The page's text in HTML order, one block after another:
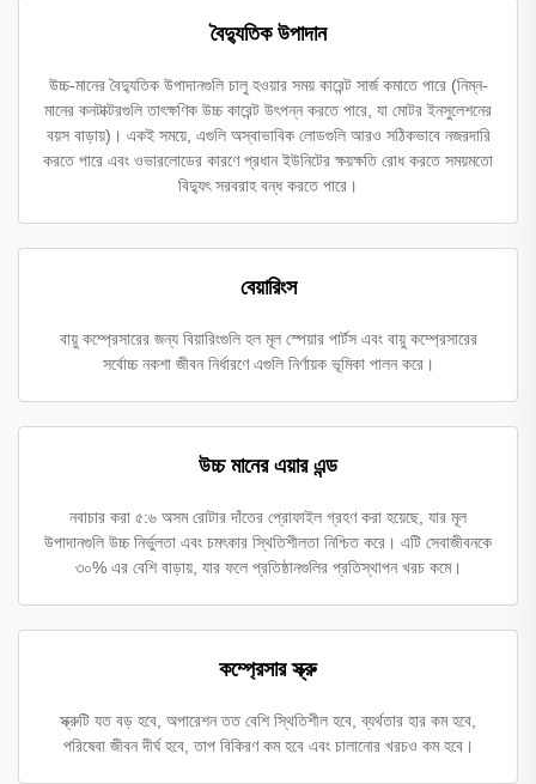
বৈদ্যুতিক উপাদান
উচ্চ-মানের বৈদ্যুতিক উপাদানগুলি চালু হওয়ার সময় কারেন্ট সার্জ কমাতে পারে (নিম্ন-
মানের কনটাক্টরগুলি তাৎক্ষণিক উচ্চ কারেন্ট উৎপন্ন করতে পারে, যা মোটর ইনসুলেশনের
বয়স বাড়ায়)। একই সময়ে, এগুলি অস্বাভাবিক লোডগুলি আরও সঠিকভাবে নজরদারি
করতে পারে এবং ওভারলোডের কারণে প্রধান ইউনিটের ক্ষয়ক্ষতি রোধ করতে সময়মতো
বিদ্যুৎ সরবরাহ বন্ধ করতে পারে।
বেয়ারিংস
বায়ু কম্প্রেসারের জন্য বিয়ারিংগুলি হল মূল স্পেয়ার পার্টস এবং বায়ু কম্প্রেসারের
সর্বোচ্চ নকশা জীবন নির্ধারণে এগুলি নির্ণায়ক ভূমিকা পালন করে।
উচ্চ মানের এয়ার এন্ড
নবাচার করা ৫:৬ অসম রোটার দাঁতের প্রোফাইল গ্রহণ করা হয়েছে, যার মূল
উপাদানগুলি উচ্চ নির্ভুলতা এবং চমৎকার স্থিতিশীলতা নিশ্চিত করে। এটি সেবাজীবনকে
৩০% এর বেশি বাড়ায়, যার ফলে প্রতিষ্ঠানগুলির প্রতিস্থাপন খরচ কমে।
কম্প্রেসার স্ক্রু
স্ক্রুটি যত বড় হবে, অপারেশন তত বেশি স্থিতিশীল হবে, ব্যর্থতার হার কম হবে,
পরিষেবা জীবন দীর্ঘ হবে, তাপ বিকিরণ কম হবে এবং চালানোর খরচও কম হবে।